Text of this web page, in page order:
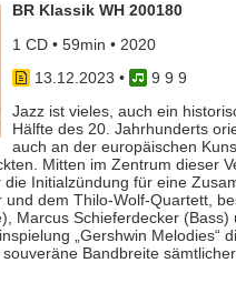
BR Klassik WH 200180
1 CD • 59min • 2020
13.12.2023 •
9 9 9
Jazz ist vieles, auch ein
Hälfte des 20. Jahrhunderts
auch an der europäischen
Mitten im Zentrum dieser
die Initialzündung für eine
und dem Thilo-Wolf-Quartett,
Marcus Schieferdecker
„Gershwin Melodies“
Bandbreite